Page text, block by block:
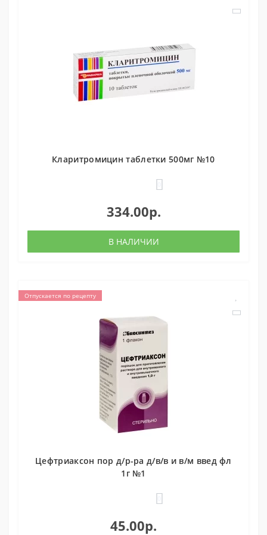
Кларитромицин таблетки 500мг №10
334.00р.
В НАЛИЧИИ
Отпускается по рецепту
Цефтриаксон пор д/р-ра д/в/в и в/м введ фл
1г №1
45.00р.